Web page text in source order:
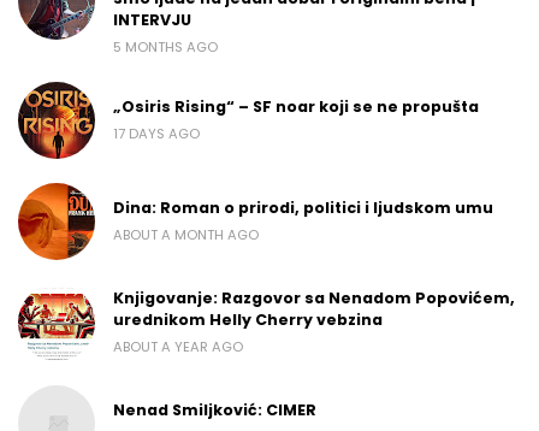
INTERVJU
5 MONTHS AGO
„Osiris Rising“ – SF noar koji se ne propušta
17 DAYS AGO
Dina: Roman o prirodi, politici i ljudskom umu
ABOUT A MONTH AGO
Knjigovanje: Razgovor sa Nenadom Popovićem,
urednikom Helly Cherry vebzina
ABOUT A YEAR AGO
Nenad Smiljković: CIMER